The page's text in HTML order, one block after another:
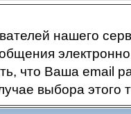
нашего
что Ваша email
выбора этого